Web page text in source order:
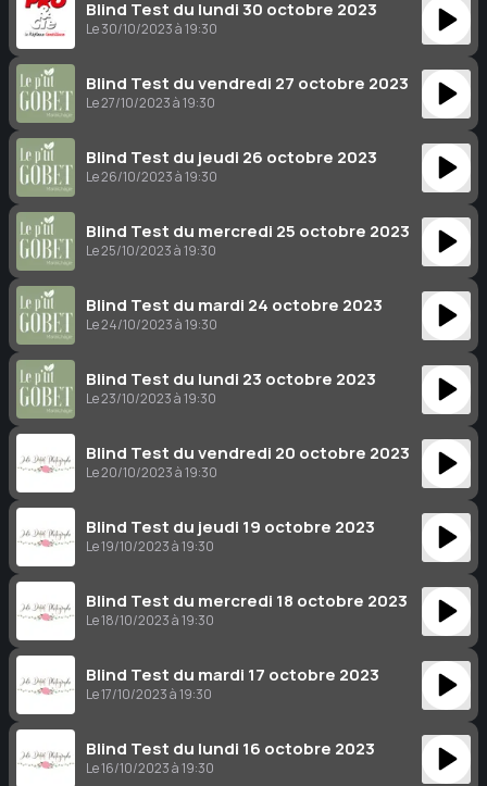
Blind Test du lundi 30 octobre 2023
Le 30/10/2023 à 19:30
Blind Test du vendredi 27 octobre 2023
Le 27/10/2023 à 19:30
Blind Test du jeudi 26 octobre 2023
Le 26/10/2023 à 19:30
Blind Test du mercredi 25 octobre 2023
Le 25/10/2023 à 19:30
Blind Test du mardi 24 octobre 2023
Le 24/10/2023 à 19:30
Blind Test du lundi 23 octobre 2023
Le 23/10/2023 à 19:30
Blind Test du vendredi 20 octobre 2023
Le 20/10/2023 à 19:30
Blind Test du jeudi 19 octobre 2023
Le 19/10/2023 à 19:30
Blind Test du mercredi 18 octobre 2023
Le 18/10/2023 à 19:30
Blind Test du mardi 17 octobre 2023
Le 17/10/2023 à 19:30
Blind Test du lundi 16 octobre 2023
Le 16/10/2023 à 19:30